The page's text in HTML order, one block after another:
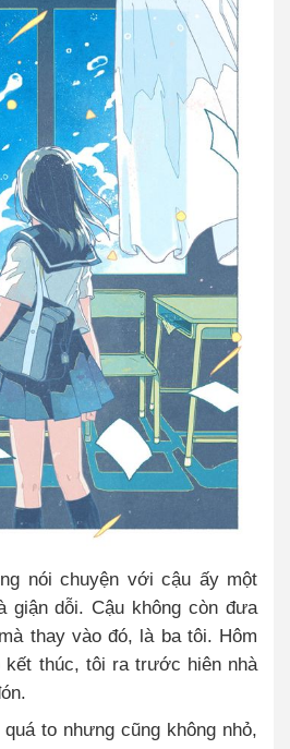
nói chuyện với cậu ấy một
giận dỗi. Cậu không còn đưa
thay vào đó, là ba tôi. Hôm
thúc, tôi ra trước hiên nhà
to nhưng cũng không nhỏ,